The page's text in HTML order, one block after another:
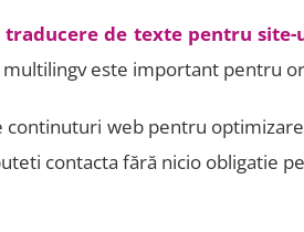
traducere de texte pentru site-
este important pentru
web pentru
contacta fără nicio obligatie